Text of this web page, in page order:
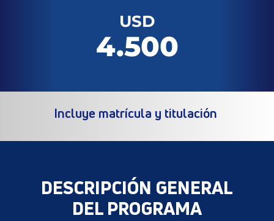
USD
4.500
Incluye matrícula y titulación
DESCRIPCIÓN GENERAL
DEL PROGRAMA